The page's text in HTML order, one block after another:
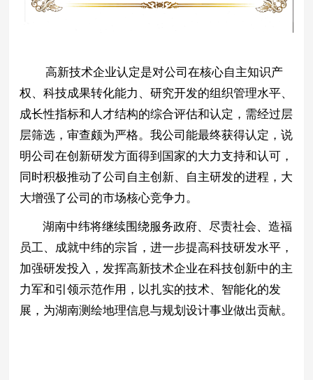
高新技术企业认定是对公司在核心自主知识产
权、科技成果转化能力、研究开发的组织管理水平、
成长性指标和人才结构的综合评估和认定，需经过层
层筛选，审查颇为严格。我公司能最终获得认定，说
明公司在创新研发方面得到国家的大力支持和认可，
同时积极推动了公司 自主创新、自主研发的进程，大
大增强了公司的市场核心竞争力。
湖南中纬将继续围绕服务政府、尽责社会、造福
员工、成就中纬的宗旨 ，进一步提高科技研发水平 ，
加强研发投入，发挥高新技术企业在科技创新中的主
力军和引领示范作用，以扎实的技术、智能化的发
展，为湖南测绘地理信息与规划设计事业做出贡献。